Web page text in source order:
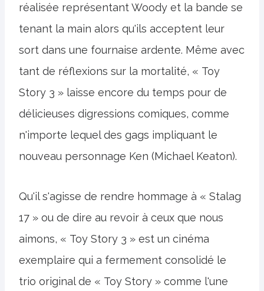
réalisée représentant Woody et la bande se
tenant la main alors qu'ils acceptent leur
sort dans une fournaise ardente. Même avec
tant de réflexions sur la mortalité, « Toy
Story 3 » laisse encore du temps pour de
délicieuses digressions comiques, comme
n'importe lequel des gags impliquant le
nouveau personnage Ken (Michael Keaton).
Qu'il s'agisse de rendre hommage à « Stalag
17 » ou de dire au revoir à ceux que nous
aimons, « Toy Story 3 » est un cinéma
exemplaire qui a fermement consolidé le
trio original de « Toy Story » comme l'une